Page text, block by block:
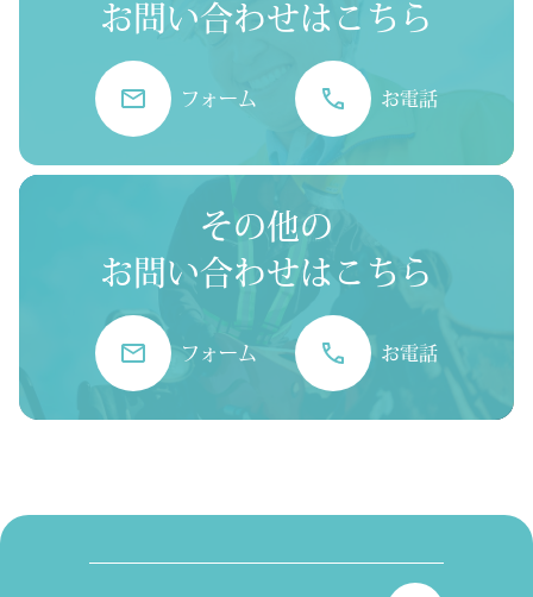
お問い合わせはこちら
フォーム お電話
その他の
お問い合わせはこちら
フォーム お電話